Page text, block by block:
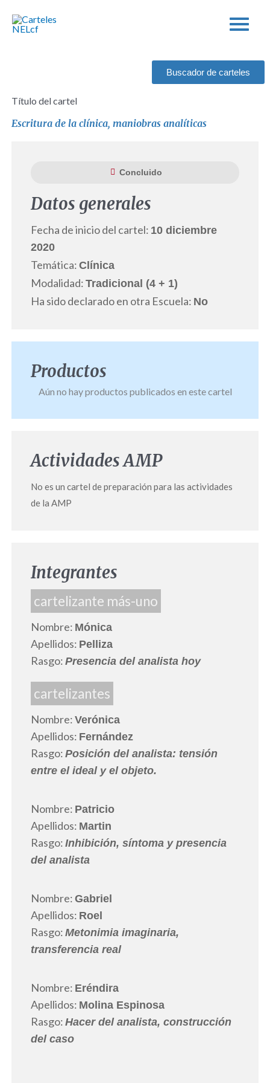
Buscador de carteles
Título del cartel
Escritura de la clínica, maniobras analíticas
Concluido
Datos generales
Fecha de inicio del cartel: 10 diciembre
2020
Temática: Clínica
Modalidad: Tradicional (4 + 1)
Ha sido declarado en otra Escuela: No
Productos
Aún no hay productos publicados en este cartel
Actividades AMP
No es un cartel de preparación para las actividades
de la AMP
Integrantes
cartelizante más-uno
Nombre: Mónica
Apellidos: Pelliza
Rasgo: Presencia del analista hoy
cartelizantes
Nombre: Verónica
Apellidos: Fernández
Rasgo: Posición del analista: tensión
entre el ideal y el objeto.
Nombre: Patricio
Apellidos: Martin
Rasgo: Inhibición, síntoma y presencia
del analista
Nombre: Gabriel
Apellidos: Roel
Rasgo: Metonimia imaginaria,
transferencia real
Nombre: Eréndira
Apellidos: Molina Espinosa
Rasgo: Hacer del analista, construcción
del caso